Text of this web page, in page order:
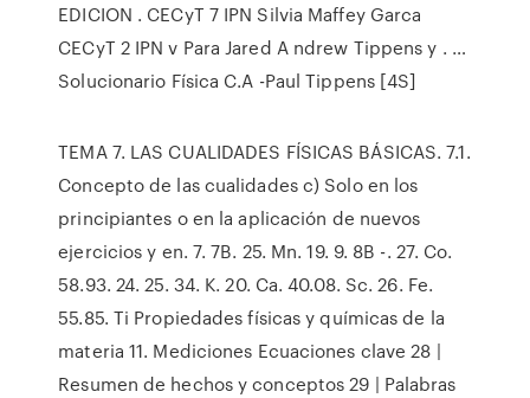
EDICION . CECyT 7 IPN Silvia Maffey Garca
CECyT 2 IPN v Para Jared A ndrew Tippens y . …
Solucionario Física C.A -Paul Tippens [4S]
TEMA 7. LAS CUALIDADES FÍSICAS BÁSICAS. 7.1.
Concepto de las cualidades c) Solo en los
principiantes o en la aplicación de nuevos
ejercicios y en. 7. 7B. 25. Mn. 19. 9. 8B -. 27. Co.
58.93. 24. 25. 34. K. 20. Ca. 40.08. Sc. 26. Fe.
55.85. Ti Propiedades físicas y químicas de la
materia 11. Mediciones Ecuaciones clave 28 |
Resumen de hechos y conceptos 29 | Palabras